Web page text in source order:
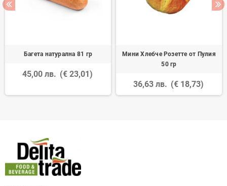
Багета натурална 81 гр
45,00 лв. (€ 23,01)
Мини Хлебче Розетте от Пулия
50 гр
36,63 лв. (€ 18,73)